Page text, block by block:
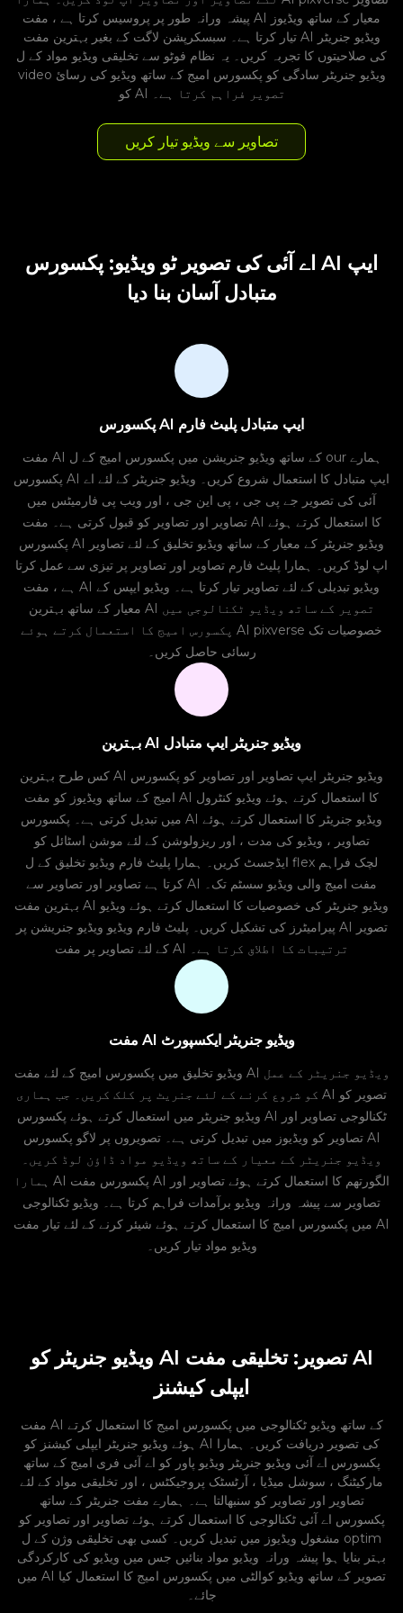
پیشہ ورانہ طور پر پروسیس کرتا ہے ، مفت AI معیار کے ساتھ ویڈیوز
تیار کرتا ہے۔ سبسکرپشن لاگت کے بغیر بہترین مفت AI ویڈیو جنریٹر
کی صلاحیتوں کا تجربہ کریں۔ یہ نظام فوٹو سے تخلیقی ویڈیو مواد کے ل
video ویڈیو جنریٹر سادگی کو پکسورس امیج کے ساتھ ویڈیو کی رسائ
کو AI تصویر فراہم کرتا ہے۔
تصاویر سے ویڈیو تیار کریں
اے آئی کی تصویر ٹو ویڈیو: پکسورس AI ایپ
متبادل آسان بنا دیا
پکسورس AI ایپ متبادل پلیٹ فارم
مفت AI کے ساتھ ویڈیو جنریشن میں پکسورس امیج کے ل our ہمارے
پکسورس AI ایپ متبادل کا استعمال شروع کریں۔ ویڈیو جنریٹر کے لئے اے
آئی کی تصویر جے پی جی ، پی این جی ، اور ویب پی فارمیٹس میں
تصاویر اور تصاویر کو قبول کرتی ہے۔ مفت AI کا استعمال کرتے ہوئے
پکسورس AI ویڈیو جنریٹر کے معیار کے ساتھ ویڈیو تخلیق کے لئے تصاویر
اپ لوڈ کریں۔ ہمارا پلیٹ فارم تصاویر اور تصاویر پر تیزی سے عمل کرتا
ہے ، مفت AI ویڈیو تبدیلی کے لئے تصاویر تیار کرتا ہے۔ ویڈیو ایپس کے
معیار کے ساتھ بہترین AI تصویر کے ساتھ ویڈیو ٹکنالوجی میں
پکسورس امیج کا استعمال کرتے ہوئے AI pixverse خصوصیات تک
رسائی حاصل کریں۔
بہترین AI ویڈیو جنریٹر ایپ متبادل
کس طرح بہترین AI ویڈیو جنریٹر ایپ تصاویر اور تصاویر کو پکسورس
امیج کے ساتھ ویڈیوز کو مفت AI کا استعمال کرتے ہوئے ویڈیو کنٹرول
میں تبدیل کرتی ہے۔ پکسورس AI ویڈیو جنریٹر کا استعمال کرتے ہوئے
تصاویر ، ویڈیو کی مدت ، اور ریزولوشن کے لئے موشن اسٹائل کو
ایڈجسٹ کریں۔ ہمارا پلیٹ فارم ویڈیو تخلیق کے ل flex لچک فراہم
کرتا ہے تصاویر اور تصاویر سے AI مفت امیج والی ویڈیو سسٹم تک۔
بہترین مفت AI ویڈیو جنریٹر کی خصوصیات کا استعمال کرتے ہوئے ویڈیو
پیرامیٹرز کی تشکیل کریں۔ پلیٹ فارم ویڈیو ویڈیو جنریشن پر AI تصویر
کے لئے تصاویر پر مفت AI ترتیبات کا اطلاق کرتا ہے۔
مفت AI ویڈیو جنریٹر ایکسپورٹ
ویڈیو تخلیق میں پکسورس امیج کے لئے مفت AI ویڈیو جنریٹر کے عمل
کو شروع کرنے کے لئے جنریٹ پر کلک کریں۔ جب ہماری AI تصویر کو
ویڈیو جنریٹر میں استعمال کرتے ہوئے پکسورس AI ٹکنالوجی تصاویر اور
تصاویر کو ویڈیوز میں تبدیل کرتی ہے۔ تصویروں پر لاگو پکسورس AI
ویڈیو جنریٹر کے معیار کے ساتھ ویڈیو مواد ڈاؤن لوڈ کریں۔
ہمارا AI پکسورس مفت AI الگورتھم کا استعمال کرتے ہوئے تصاویر اور
تصاویر سے پیشہ ورانہ ویڈیو برآمدات فراہم کرتا ہے۔ ویڈیو ٹکنالوجی
میں پکسورس امیج کا استعمال کرتے ہوئے شیئر کرنے کے لئے تیار مفت AI
ویڈیو مواد تیار کریں۔
ویڈیو جنریٹر کو AI تصویر: تخلیقی مفت AI
ایپلی کیشنز
مفت AI کے ساتھ ویڈیو ٹکنالوجی میں پکسورس امیج کا استعمال کرتے
ہوئے ویڈیو جنریٹر ایپلی کیشنز کو AI کی تصویر دریافت کریں۔ ہمارا
پکسورس اے آئی ویڈیو جنریٹر ویڈیو پاور کو اے آئی فری امیج کے ساتھ
مارکیٹنگ ، سوشل میڈیا ، آرٹسٹک پروجیکٹس ، اور تخلیقی مواد کے لئے
تصاویر اور تصاویر کو سنبھالتا ہے۔ ہمارے مفت جنریٹر کے ساتھ
پکسورس اے آئی ٹکنالوجی کا استعمال کرتے ہوئے تصاویر اور تصاویر کو
مشغول ویڈیوز میں تبدیل کریں۔ کسی بھی تخلیقی وژن کے ل optim
بہتر بنایا ہوا پیشہ ورانہ ویڈیو مواد بنائیں جس میں ویڈیو کی کارکردگی
میں AI تصویر کے ساتھ ویڈیو کوالٹی میں پکسورس امیج کا استعمال کیا
جائے۔